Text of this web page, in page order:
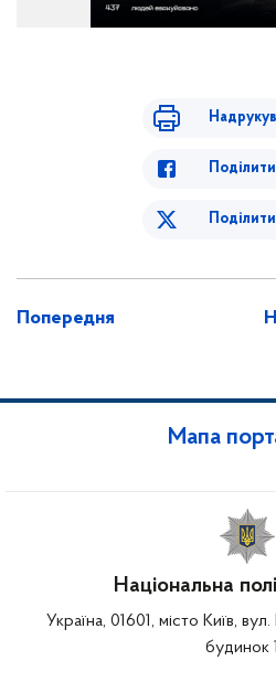
Попередня
Мапа
Національна
Україна, 01601, місто Київ,
будинок